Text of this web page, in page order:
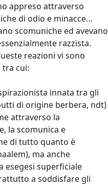
appreso attraverso
di odio e minacce…
scomuniche ed avevano
razzista.
reazioni vi sono
cui:
innata tra gli
di origine berbera, ndt)
attraverso la
la scomunica e
di tutto quanto è
ma anche
esegesi superficiale
a soddisfare gli